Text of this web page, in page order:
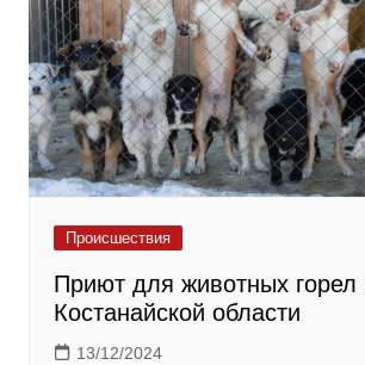
Происшествия
Приют для животных горел
Костанайской области
13/12/2024